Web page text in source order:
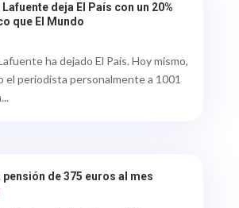
deja El País con un 20%
que El Mundo
ha dejado El País. Hoy mismo,
el periodista personalmente a 1001
pensión de 375 euros al mes